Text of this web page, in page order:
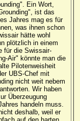
Ein Wort,
ist das
Jahres mag es für
was ihnen schon
hätte wohl
plötzlich in einem
für die Swissair-
Air" könnte man die
Pilotenweisheit
UBS-Chef mit
nicht weit nebem
Wir haben
Überzeugung
handeln muss.
deshalb, weil er